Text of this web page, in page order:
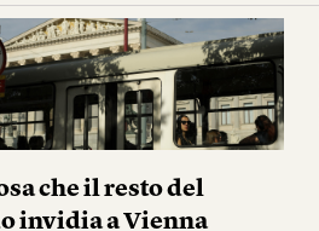
che il resto del
invidia a Vienna